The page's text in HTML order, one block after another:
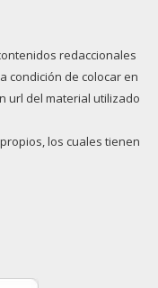
redaccionales
condición de colocar en
url del material utilizado
los cuales tienen